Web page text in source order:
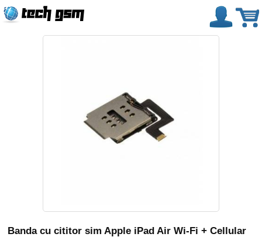
Banda cu cititor sim Apple iPad Air Wi-Fi + Cellular